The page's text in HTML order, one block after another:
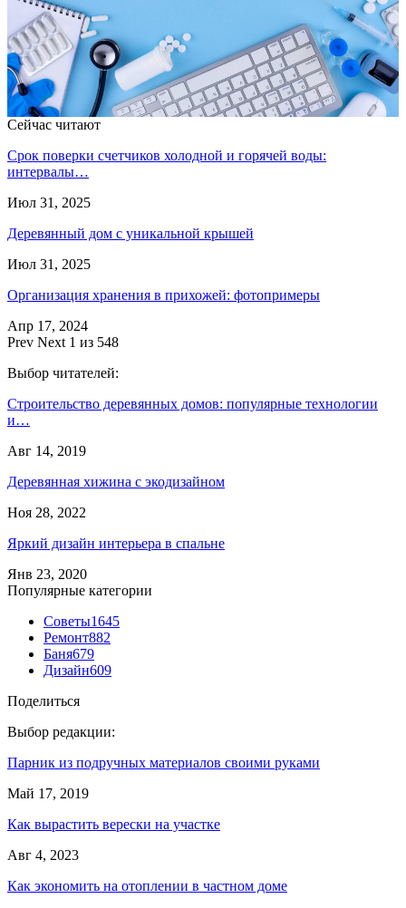
Сейчас читают
Срок поверки счетчиков холодной и горячей воды:
интервалы…
Июл 31, 2025
Деревянный дом с уникальной крышей
Июл 31, 2025
Организация хранения в прихожей: фотопримеры
Апр 17, 2024
Prev Next 1 из 548
Выбор читателей:
Строительство деревянных домов: популярные технологии
и…
Авг 14, 2019
Деревянная хижина с экодизайном
Ноя 28, 2022
Яркий дизайн интерьера в спальне
Янв 23, 2020
Популярные категории
Советы1645
Ремонт882
Баня679
Дизайн609
Поделиться
Выбор редакции:
Парник из подручных материалов своими руками
Май 17, 2019
Как вырастить верески на участке
Авг 4, 2023
Как экономить на отоплении в частном доме